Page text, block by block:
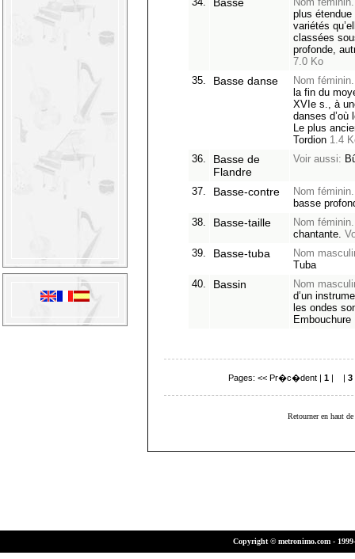
plus étendue
variétés
classées
profonde,
7.0 Ko
35.
Basse danse Nom féminin.
la fin du
XVIe s., à
danses
Le plus
Tordion 1.4
36.
Basse de
Flandre
Voir aussi:
37. Basse-contre Nom féminin.
basse
38.
Basse-taille Nom féminin.
chantante.
39.
Basse-tuba
Nom
Tuba
40.
Bassin
Nom
d’un
les ondes
Embouchure
Pages: << Pr�c�dent | 1 | | 3
Retourner en haut de
Copyright © metronimo.com -